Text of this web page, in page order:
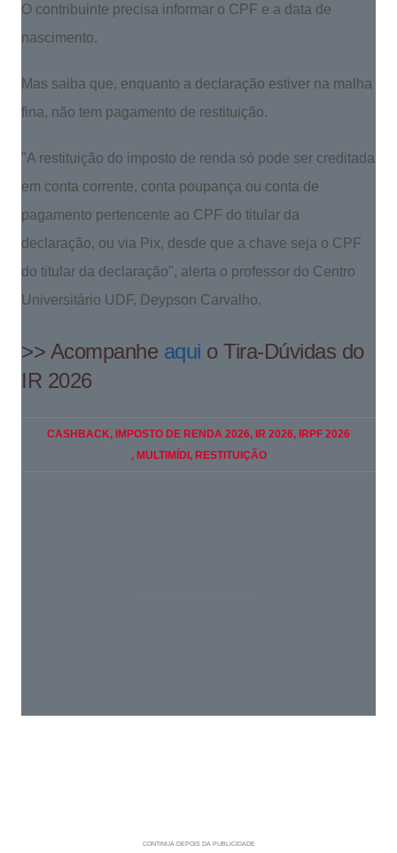
O contribuinte precisa informar o CPF e a data de
nascimento.
Mas saiba que, enquanto a declaração estiver na malha
fina, não tem pagamento de restituição.
"A restituição do imposto de renda só pode ser creditada
em conta corrente, conta poupança ou conta de
pagamento pertencente ao CPF do titular da
declaração, ou via Pix, desde que a chave seja o CPF
do titular da declaração", alerta o professor do Centro
Universitário UDF, Deypson Carvalho.
>> Acompanhe aqui o Tira-Dúvidas do
IR 2026
CASHBACK, IMPOSTO DE RENDA 2026, IR 2026, IRPF 2026
, MULTIMÍDI, RESTITUIÇÃO